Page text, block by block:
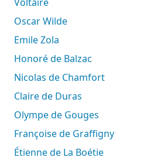
Oscar Wilde
Emile Zola
Honoré de Balzac
Nicolas de Chamfort
Claire de Duras
Olympe de Gouges
Françoise de Graffigny
Étienne de La Boétie